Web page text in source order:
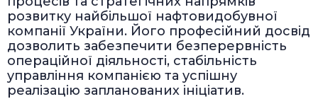
розвитку найбільшої нафтовидобувної
компанії України. Його професійний досвід
дозволить забезпечити безперервність
операційної діяльності, стабільність
управління компанією та успішну
реалізацію запланованих ініціатив.